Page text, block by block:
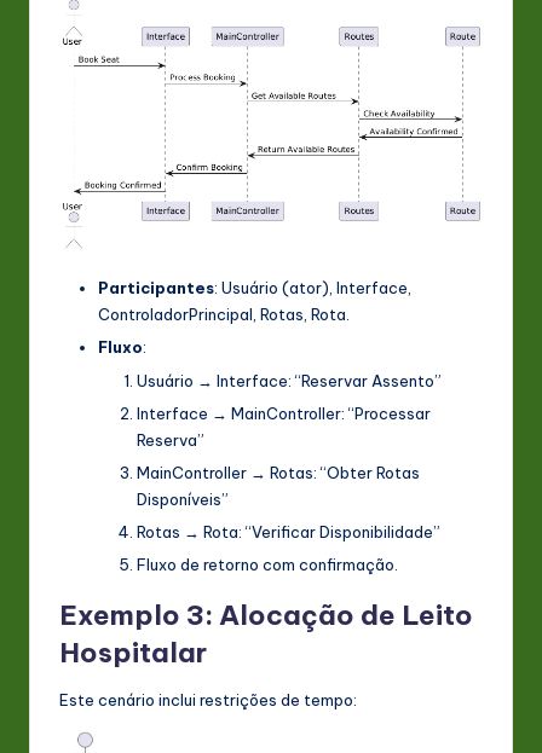
Participantes: Usuário (ator), Interface,
ControladorPrincipal, Rotas, Rota.
Fluxo:
Usuário → Interface: “Reservar Assento”
Interface → MainController: “Processar
Reserva”
MainController → Rotas: “Obter Rotas
Disponíveis”
Rotas → Rota: “Verificar Disponibilidade”
Fluxo de retorno com confirmação.
Exemplo 3: Alocação de Leito
Hospitalar
Este cenário inclui restrições de tempo: